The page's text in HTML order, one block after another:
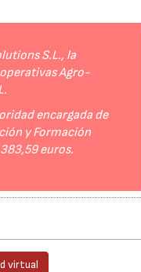
S.L., la
Agro-
encargada de
y Formación
euros.
virtual